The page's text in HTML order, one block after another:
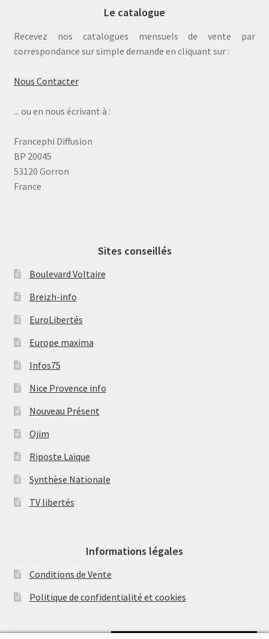
Le catalogue
Recevez nos catalogues mensuels de vente par
correspondance sur simple demande en cliquant sur :
Nous Contacter
... ou en nous écrivant à :
Francephi Diffusion
BP 20045
53120 Gorron
France
Sites conseillés
Boulevard Voltaire
Breizh-info
EuroLibertés
Europe maxima
Infos75
Nice Provence info
Nouveau Présent
Ojim
Riposte Laïque
Synthèse Nationale
TV libertés
Informations légales
Conditions de Vente
Politique de confidentialité et cookies